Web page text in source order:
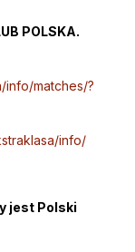
POLSKA.
info/matches/?
info/
jest Polski